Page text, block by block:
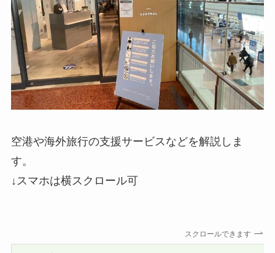
空港や海外旅行の支援サービスなどを解説しま
す。
↓スマホは横スクロール可
スクロールできます